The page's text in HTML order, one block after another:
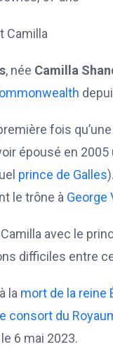
Camilla
, née Camilla
fois
épousé en
prince de Galles
le trône à George
avec le
difficiles entre
la mort de la reine
consort du
le 6 mai 2023.